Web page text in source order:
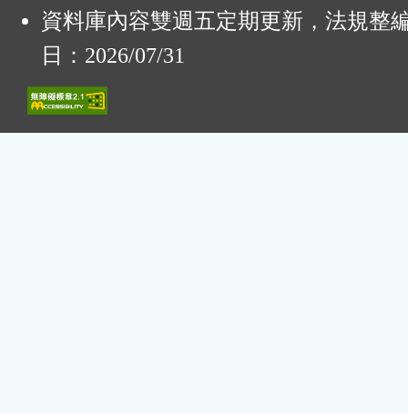
資料庫內容雙週五定期更新，法規整
日：2026/07/31